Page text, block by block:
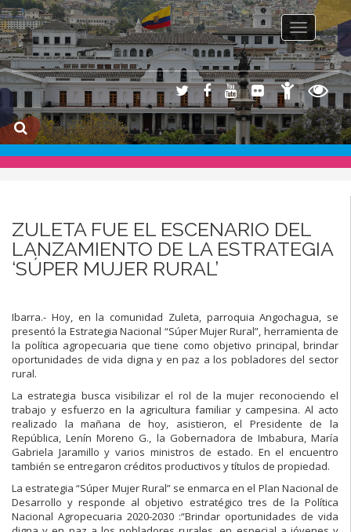
Toggle
ZULETA FUE EL ESCENARIO DEL
LANZAMIENTO DE LA ESTRATEGIA
‘SÚPER MUJER RURAL’
Ibarra.- Hoy, en la comunidad Zuleta, parroquia Angochagua, se
presentó la Estrategia Nacional “Súper Mujer Rural”, herramienta de
la política agropecuaria que tiene como objetivo principal, brindar
oportunidades de vida digna y en paz a los pobladores del sector
rural.
La estrategia busca visibilizar el rol de la mujer reconociendo el
trabajo y esfuerzo en la agricultura familiar y campesina. Al acto
realizado la mañana de hoy, asistieron, el Presidente de la
República, Lenín Moreno G., la Gobernadora de Imbabura, María
Gabriela Jaramillo y varios ministros de estado. En el encuentro
también se entregaron créditos productivos y títulos de propiedad.
La estrategia “Súper Mujer Rural” se enmarca en el Plan Nacional de
Desarrollo y responde al objetivo estratégico tres de la Política
Nacional Agropecuaria 2020-2030 :“Brindar oportunidades de vida